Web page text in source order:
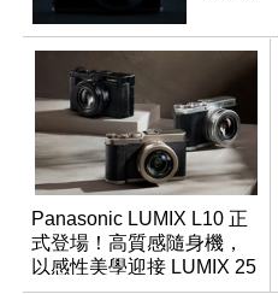
Panasonic LUMIX L10 正
式登場！高質感隨身機，
以感性美學迎接 LUMIX 25